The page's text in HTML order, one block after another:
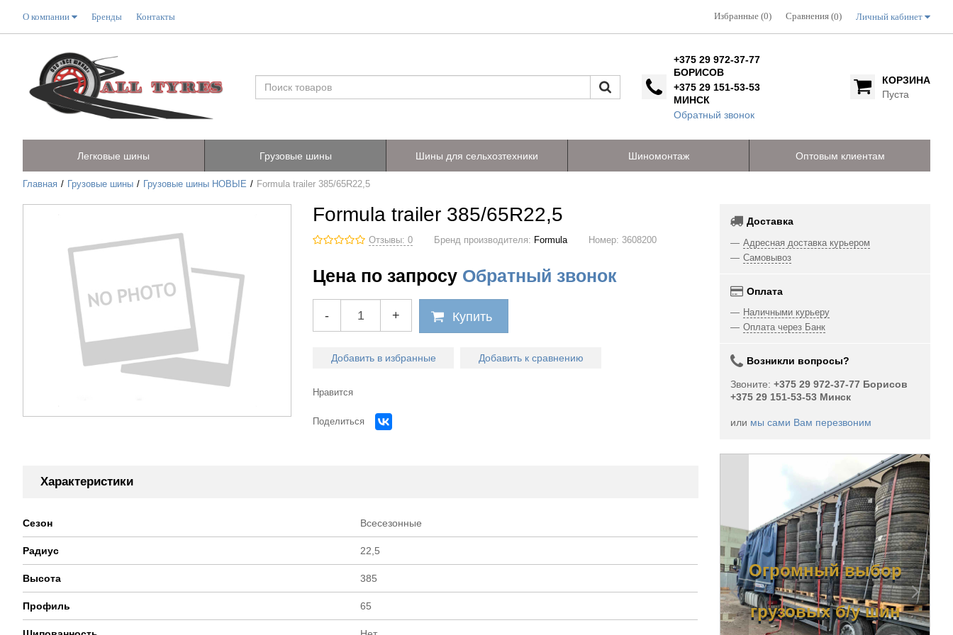
О компании Бренды Контакты Избранные (0) Сравнения (0) Личный кабинет
+375 29 972-37-77
БОРИСОВ
+375 29 151-53-53
МИНСК
Обратный звонок
КОРЗИНА
Пуста
Легковые шины Грузовые шины Шины для сельхозтехники Шиномонтаж Оптовым клиентам
Главная Грузовые шины Грузовые шины НОВЫЕ Formula trailer 385/65R22,5
Formula trailer 385/65R22,5
Отзывы: 0 Бренд производителя: Formula Номер: 3608200
Цена по запросу Обратный звонок
- + Купить
Добавить в избранные Добавить к сравнению
Нравится
Поделиться
Характеристики
Сезон Всесезонные
Радиус 22,5
Высота 385
Профиль 65
Доставка
Адресная доставка курьером
Самовывоз
Оплата
Наличными курьеру
Оплата через Банк
Возникли вопросы?
Звоните: +375 29 972-37-77 Борисов
+375 29 151-53-53 Минск
или мы сами Вам перезвоним
Огромный Огромный выбор
грузовых б/у шин